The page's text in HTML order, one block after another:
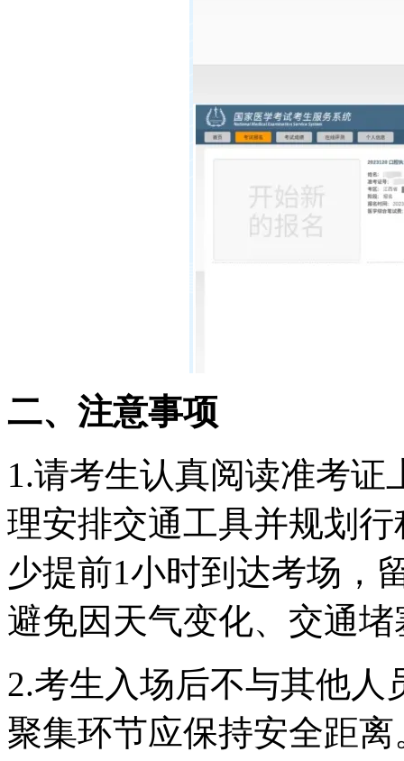
二、注意事项
1.请考生认真阅读准考
理安排交通工具并规划
少提前1小时到达考场，
避免因天气变化、交通
2.考生入场后不与其他
聚集环节应保持安全距离